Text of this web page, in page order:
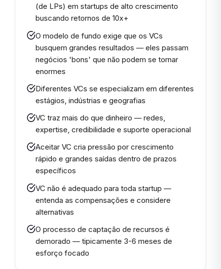
(de LPs) em startups de alto crescimento
buscando retornos de 10x+
O modelo de fundo exige que os VCs
busquem grandes resultados — eles passam
negócios 'bons' que não podem se tornar
enormes
Diferentes VCs se especializam em diferentes
estágios, indústrias e geografias
VC traz mais do que dinheiro — redes,
expertise, credibilidade e suporte operacional
Aceitar VC cria pressão por crescimento
rápido e grandes saídas dentro de prazos
específicos
VC não é adequado para toda startup —
entenda as compensações e considere
alternativas
O processo de captação de recursos é
demorado — tipicamente 3-6 meses de
esforço focado